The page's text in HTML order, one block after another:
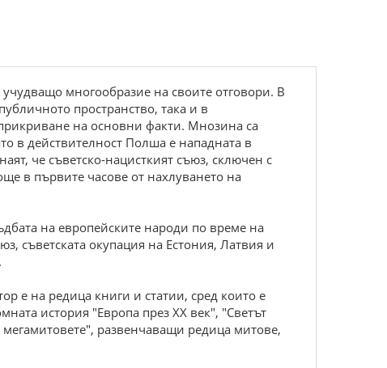
многообразие на своите отговори. В
пространство, така и в
на основни факти. Мнозина са
в действителност Полша е нападната в
че съветско-нацисткият съюз, сключен с
в първите часове от нахлуването на
на европейските народи по време на
съветската окупация на Естония, Латвия и
е на редица книги и статии, сред които е
история "Европа през XX век", "Светът
развенчаващи редица митове,